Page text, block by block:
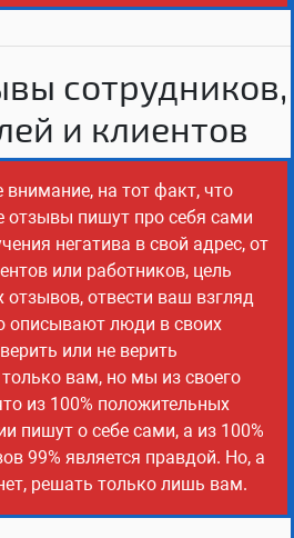
сотрудников,
и клиентов
на тот факт, что
отзывы пишут про себя сами
негатива в свой адрес, от
или работников, цель
отвести ваш взгляд
описывают люди в своих
или не верить
вам, но мы из своего
из 100% положительных
пишут о себе сами, а из 100%
99% является правдой. Но, а
решать только лишь вам.